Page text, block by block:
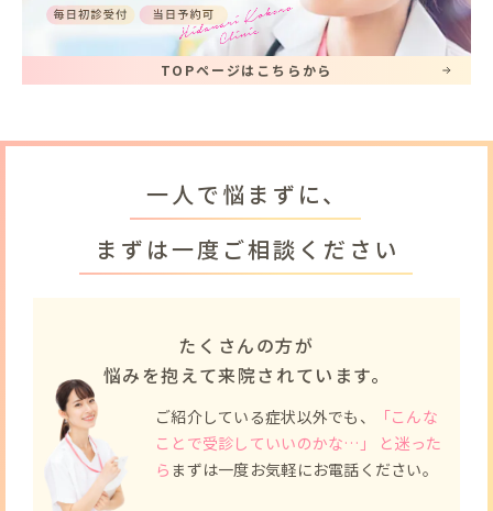
TOPページはこちらから
一人で悩まずに、
まずは一度ご相談ください
たくさんの方が
悩みを抱えて来院されています。
ご紹介している症状以外でも、
「こんな
ことで受診していいのかな…」 と迷った
ら まずは一度お気軽にお電話ください。